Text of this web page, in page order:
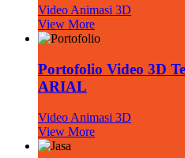
Video Animasi 3D
View More
Portofolio Video 3D
ARIAL
Video Animasi 3D
View More